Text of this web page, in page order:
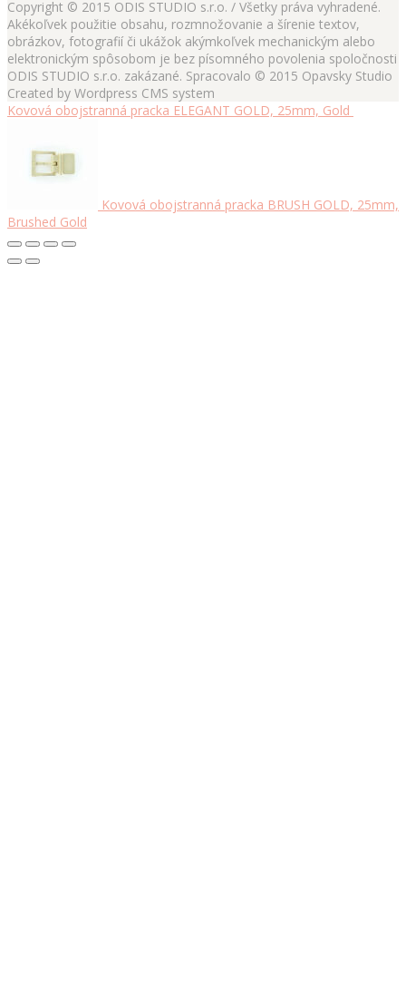
Copyright © 2015 ODIS STUDIO s.r.o. / Všetky práva vyhradené.
Akékoľvek použitie obsahu, rozmnožovanie a šírenie textov,
obrázkov, fotografií či ukážok akýmkoľvek mechanickým alebo
elektronickým spôsobom je bez písomného povolenia spoločnosti
ODIS STUDIO s.r.o. zakázané. Spracovalo © 2015 Opavsky Studio
Created by Wordpress CMS system
Kovová obojstranná pracka ELEGANT GOLD, 25mm, Gold
Kovová obojstranná pracka BRUSH GOLD, 25mm,
Brushed Gold